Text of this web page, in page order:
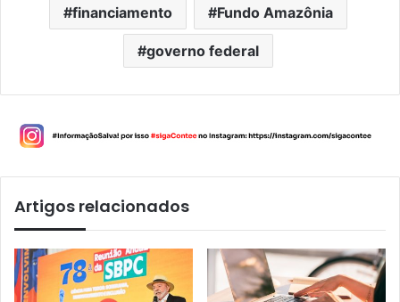
financiamento Fundo Amazônia
governo federal
Artigos relacionados